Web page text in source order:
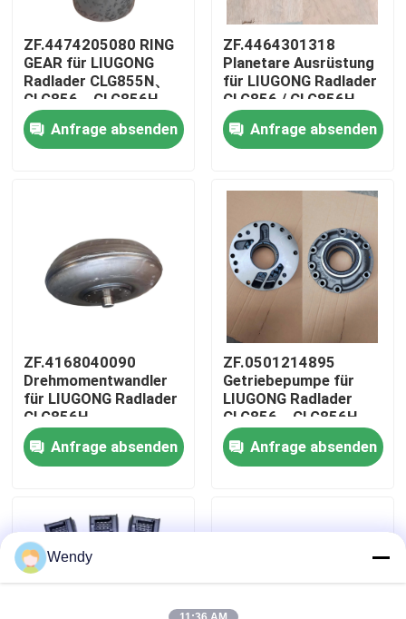
Haus
Produkte
Über uns
Qualitätskontrolle
Treten Sie mit uns in Verbindung
Fälle
ZF.4474205080 RING
GEAR für LIUGONG
Radlader CLG855N、
CLG856、CLG856H、
CLG835、CLG842
Getriebe
4WG180/4WG200
Anfrage absenden
ZF.4464301318
Planetare Ausrüstung
für LIUGONG Radlader
CLG856 / CLG856H
CLG862 / CLG862H
CLG870 / CLG870H
CLG50D Übertragung
Serie
Anfrage absenden
ZF.4168040090
Drehmomentwandler
für LIUGONG Radlader
CLG856H、
CLG862H、
CLG870H、CLG886H
Getriebe 4WG200、
Anfrage absenden
ZF.0501214895
Getriebepumpe für
LIUGONG Radlader
CLG856、CLG856H、
CLG862、CLG870
Getriebe 4WG180
4WG200 6WG180
Anfrage absenden
Wendy